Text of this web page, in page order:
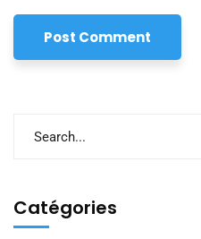
Catégories